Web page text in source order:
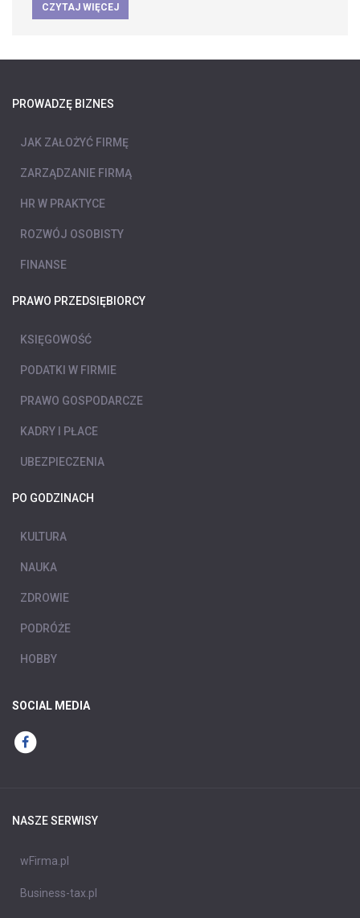
CZYTAJ WIĘCEJ
PROWADZĘ BIZNES
JAK ZAŁOŻYĆ FIRMĘ
ZARZĄDZANIE FIRMĄ
HR W PRAKTYCE
ROZWÓJ OSOBISTY
FINANSE
PRAWO PRZEDSIĘBIORCY
KSIĘGOWOŚĆ
PODATKI W FIRMIE
PRAWO GOSPODARCZE
KADRY I PŁACE
UBEZPIECZENIA
PO GODZINACH
KULTURA
NAUKA
ZDROWIE
PODRÓŻE
HOBBY
SOCIAL MEDIA
NASZE SERWISY
wFirma.pl
Business-tax.pl